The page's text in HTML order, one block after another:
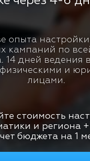
опыта настройки
кампаний по
14 дней ведения
и
лицами.
стоимость
и региона
бюджета на 1